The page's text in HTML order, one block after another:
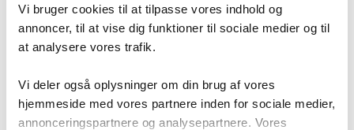
Vi bruger cookies til at tilpasse vores indhold og
annoncer, til at vise dig funktioner til sociale medier og til
at analysere vores trafik.
Vi deler også oplysninger om din brug af vores
hjemmeside med vores partnere inden for sociale medier,
annonceringspartnere og analysepartnere. Vores
Nyheder
Blog
Webshop
Download